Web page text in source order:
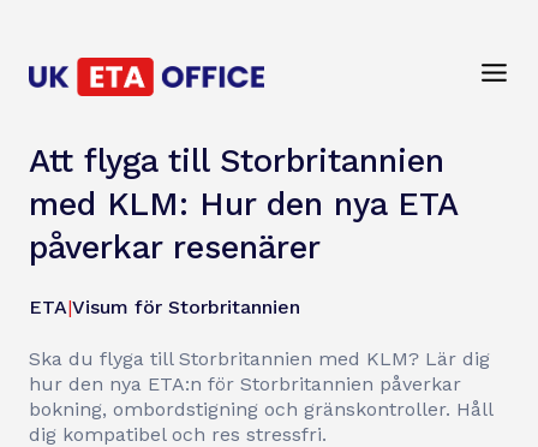
Att flyga till Storbritannien
med KLM: Hur den nya ETA
påverkar resenärer
ETA|Visum för Storbritannien
Ska du flyga till Storbritannien med KLM? Lär dig
hur den nya ETA:n för Storbritannien påverkar
bokning, ombordstigning och gränskontroller. Håll
dig kompatibel och res stressfri.